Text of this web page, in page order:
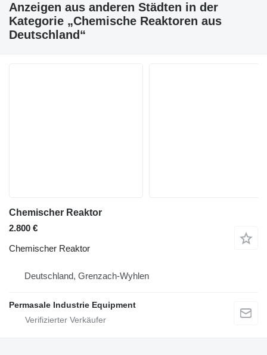
Anzeigen aus anderen Städten in der
Kategorie „Chemische Reaktoren aus
Deutschland“
Chemischer Reaktor
2.800 €
Chemischer Reaktor
Deutschland, Grenzach-Wyhlen
Permasale Industrie Equipment